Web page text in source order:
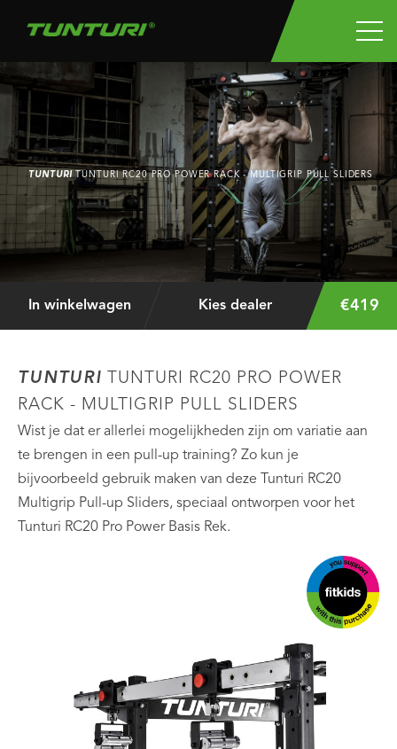
TUNTURITUNTURI RC20 PRO POWER RACK - MULTIGRIP PULL SLIDERS
In winkelwagen Kies dealer €419
TUNTURI TUNTURI RC20 PRO POWER
RACK - MULTIGRIP PULL SLIDERS
Wist je dat er allerlei mogelijkheden zijn om variatie aan
te brengen in een pull-up training? Zo kun je
bijvoorbeeld gebruik maken van deze Tunturi RC20
Multigrip Pull-up Sliders, speciaal ontworpen voor het
Tunturi RC20 Pro Power Basis Rek.